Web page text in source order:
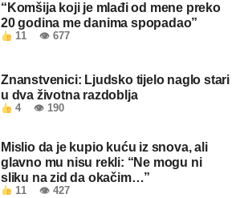
“Komšija koji je mlađi od mene preko
20 godina me danima spopadao”
11 👁 677
Znanstvenici: Ljudsko tijelo naglo stari
u dva životna razdoblja
4 👁 190
Mislio da je kupio kuću iz snova, ali
glavno mu nisu rekli: “Ne mogu ni
sliku na zid da okačim…”
11 👁 427